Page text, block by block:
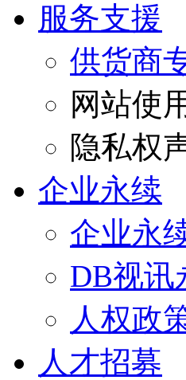
服务支援
供货商
网站使
隐私权
企业永续
企业永
DB视讯
人权政
人才招募